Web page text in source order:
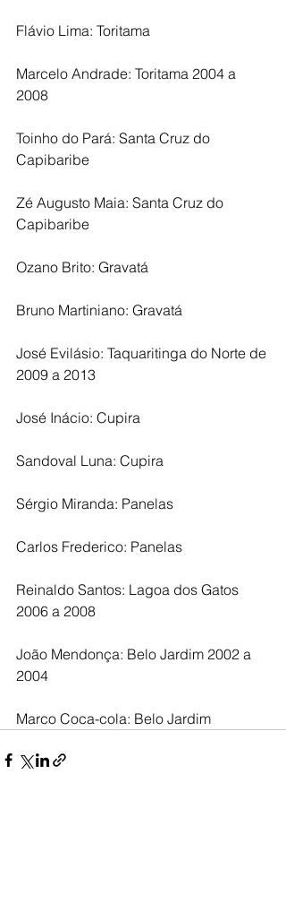
Flávio Lima: Toritama
Marcelo Andrade: Toritama 2004 a
2008
Toinho do Pará: Santa Cruz do
Capibaribe
Zé Augusto Maia: Santa Cruz do
Capibaribe
Ozano Brito: Gravatá
Bruno Martiniano: Gravatá
José Evilásio: Taquaritinga do Norte de
2009 a 2013
José Inácio: Cupira
Sandoval Luna: Cupira
Sérgio Miranda: Panelas
Carlos Frederico: Panelas
Reinaldo Santos: Lagoa dos Gatos
2006 a 2008
João Mendonça: Belo Jardim 2002 a
2004
Marco Coca-cola: Belo Jardim